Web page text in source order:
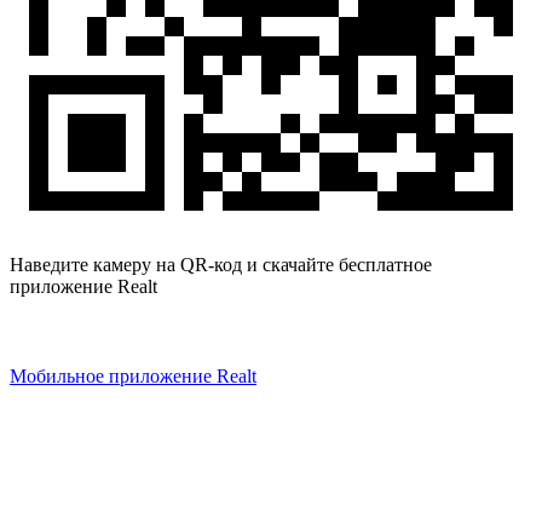
Наведите камеру на QR-код и скачайте бесплатное
приложение Realt
Мобильное приложение Realt